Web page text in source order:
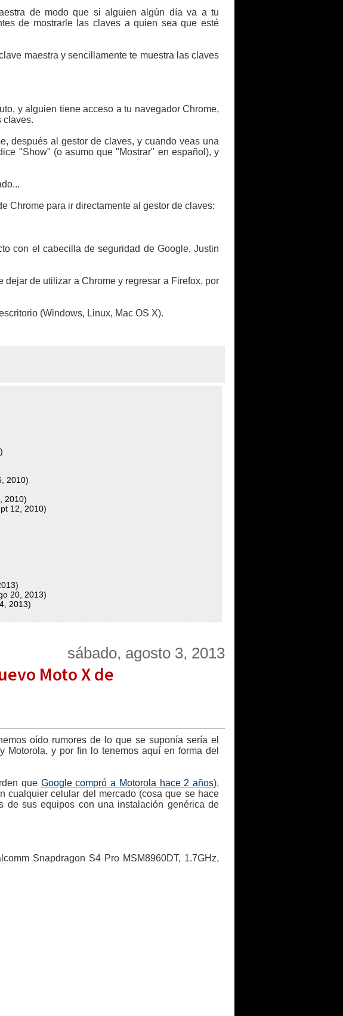
de modo que si alguien algún día va a tu
de mostrarle las claves a quien sea que esté
maestra y sencillamente te muestra las claves
y alguien tiene acceso a tu navegador Chrome,
claves.
después al gestor de claves, y cuando veas una
"Show" (o asumo que "Mostrar" en español), y
Chrome para ir directamente al gestor de claves:
con el cabecilla de seguridad de Google, Justin
de utilizar a Chrome y regresar a Firefox, por
(Windows, Linux, Mac OS X).
2010)
2010)
12, 2010)
20, 2013)
2013)
sábado, agosto 3, 2013
Moto X de
oído rumores de lo que se suponía sería el
Motorola, y por fin lo tenemos aquí en forma del
que Google compró a Motorola hace 2 años),
cualquier celular del mercado (cosa que se hace
de sus equipos con una instalación genérica de
Snapdragon S4 Pro MSM8960DT, 1.7GHz,